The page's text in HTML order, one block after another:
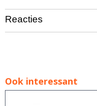
Reacties
Ook interessant